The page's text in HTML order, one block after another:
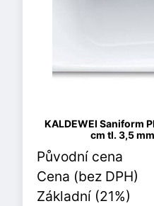
KALDEWEI Saniform
cm tl. 3,5
Původní cena
Cena (bez DPH)
Základní (21%)